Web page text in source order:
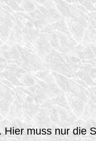
muss nur die